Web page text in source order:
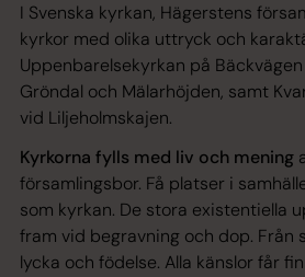
I Svenska kyrkan, Hägerstens
kyrkor med olika uttryck och
Uppenbarelsekyrkan på
Gröndal och Mälarhöjden, samt
vid Liljeholmskajen.
Kyrkorna fylls med liv och mening
församlingsbor. Få platser i
som kyrkan. De stora existentiella
fram vid begravning och dop. Från
lycka och födelse. Alla känslor får